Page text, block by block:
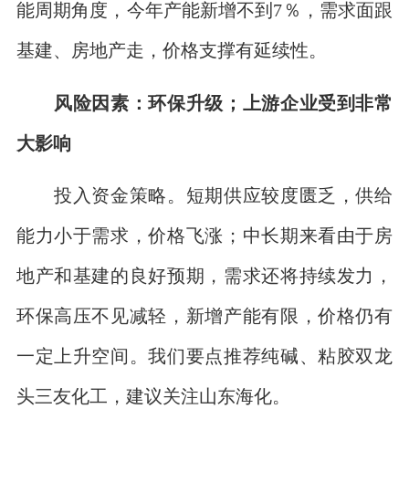
能周期角度，今年产能新增不到7％，需求面跟
基建、房地产走，价格支撑有延续性。
风险因素：环保升级；上游企业受到非常
大影响
投入资金策略。短期供应较度匮乏，供给
能力小于需求，价格飞涨；中长期来看由于房
地产和基建的良好预期，需求还将持续发力，
环保高压不见减轻，新增产能有限，价格仍有
一定上升空间。我们要点推荐纯碱、粘胶双龙
头三友化工，建议关注山东海化。